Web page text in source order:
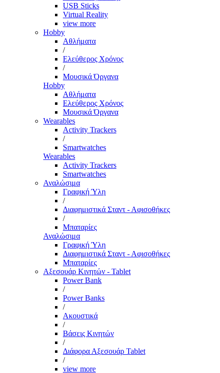
USB Sticks
Virtual Reality
view more
Hobby
Αθλήματα
/
Ελεύθερος Χρόνος
/
Μουσικά Όργανα
Hobby
Αθλήματα
Ελεύθερος Χρόνος
Μουσικά Όργανα
Wearables
Activity Trackers
/
Smartwatches
Wearables
Activity Trackers
Smartwatches
Αναλώσιμα
Γραφική Ύλη
/
Διαφημιστικά Σταντ - Αφισοθήκες
/
Μπαταρίες
Αναλώσιμα
Γραφική Ύλη
Διαφημιστικά Σταντ - Αφισοθήκες
Μπαταρίες
Αξεσουάρ Κινητών - Tablet
Power Bank
/
Power Banks
/
Ακουστικά
/
Βάσεις Κινητών
/
Διάφορα Αξεσουάρ Tablet
/
view more